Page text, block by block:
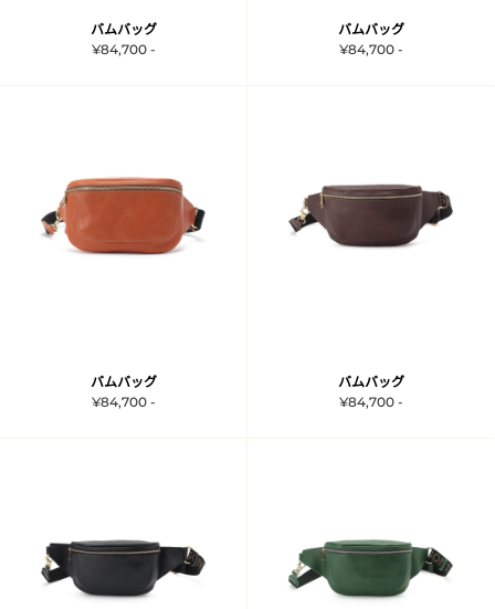
バムバッグ
¥84,700 -
バムバッグ
¥84,700 -
バムバッグ
¥84,700 -
バムバッグ
¥84,700 -